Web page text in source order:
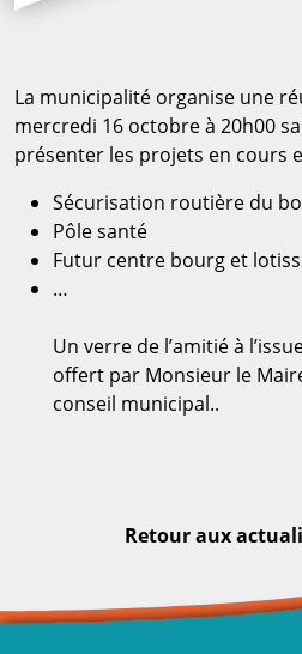
La municipalité organise une
mercredi 16 octobre à 20h00
présenter les projets en cours
Sécurisation routière du
Pôle santé
Futur centre bourg et
…
Un verre de l’amitié à
offert par Monsieur le
conseil municipal..
Retour aux